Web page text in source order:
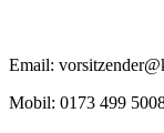
Email:
Mobil: 0173 499